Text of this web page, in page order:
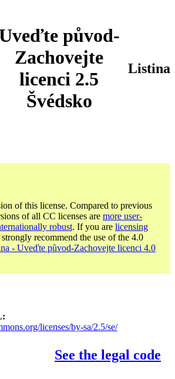
původ-
Zachovejte
licenci 2.5
Švédsko
Listina
of this license. Compared to previous
of all CC licenses are more user-
robust. If you are licensing
recommend the use of the 4.0
- Uveďte původ-Zachovejte licenci 4.0
licenses/by-sa/2.5/se/
See the legal code